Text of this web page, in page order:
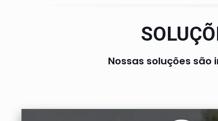
Nossas soluções